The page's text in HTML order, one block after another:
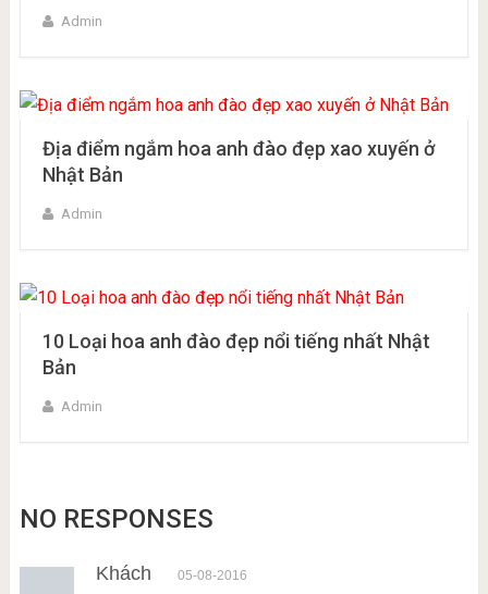
Admin
Địa điểm ngắm hoa anh đào đẹp xao xuyến ở
Nhật Bản
Admin
10 Loại hoa anh đào đẹp nổi tiếng nhất Nhật
Bản
Admin
NO RESPONSES
Khách 05-08-2016